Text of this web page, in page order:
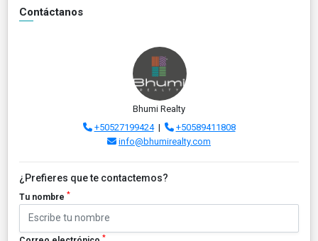
Contáctanos
Bhumi Realty
+50527199424|
+50589411808
info@bhumirealty.com
¿Prefieres que te contactemos?
Tu nombre *
*